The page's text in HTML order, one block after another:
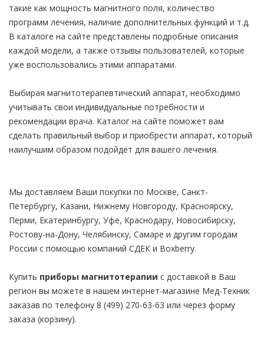
такие как мощность магнитного поля, количество
программ лечения, наличие дополнительных функций и т.д.
В каталоге на сайте представлены подробные описания
каждой модели, а также отзывы пользователей, которые
уже воспользовались этими аппаратами.
Выбирая магнитотерапевтический аппарат, необходимо
учитывать свои индивидуальные потребности и
рекомендации врача. Каталог на сайте поможет вам
сделать правильный выбор и приобрести аппарат, который
наилучшим образом подойдет для вашего лечения.
Мы доставляем Ваши покупки по Москве, Санкт-
Петербургу, Казани, Нижнему Новгороду, Красноярску,
Перми, Екатеринбургу, Уфе, Краснодару, Новосибирску,
Ростову-на-Дону, Челябинску, Самаре и другим городам
России с помощью компаний СДЕК и Boxberry.
Купить приборы магнитотерапии с доставкой в Ваш
регион вы можете в нашем интернет-магазине Мед-Техник
заказав по телефону 8 (499) 270-63-63 или через форму
заказа (корзину).